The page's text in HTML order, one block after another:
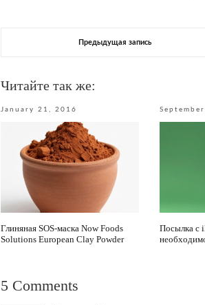
Предыдущая запись
Читайте так же:
January 21, 2016
Глиняная SOS-маска Now Foods
Solutions European Clay Powder
Посылка с
5 Comments